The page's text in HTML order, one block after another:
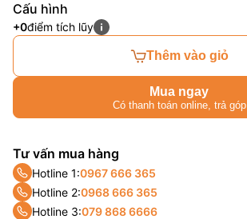
Cấu hình
+0điểm tích lũy
Thêm vào giỏ
Mua ngay
Có thanh toán online, trả góp
Tư vấn mua hàng
Hotline 1:0967 666 365
Hotline 2:0968 666 365
Hotline 3:079 868 6666